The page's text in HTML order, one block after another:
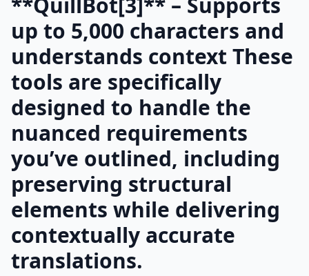
up to 5,000 characters and
understands context These
tools are specifically
designed to handle the
nuanced requirements
you’ve outlined, including
preserving structural
elements while delivering
contextually accurate
translations.